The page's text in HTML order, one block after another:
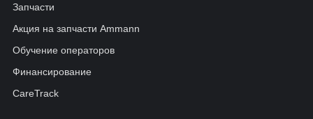
Запчасти
Акция на запчасти Ammann
Обучение операторов
Финансирование
CareTrack